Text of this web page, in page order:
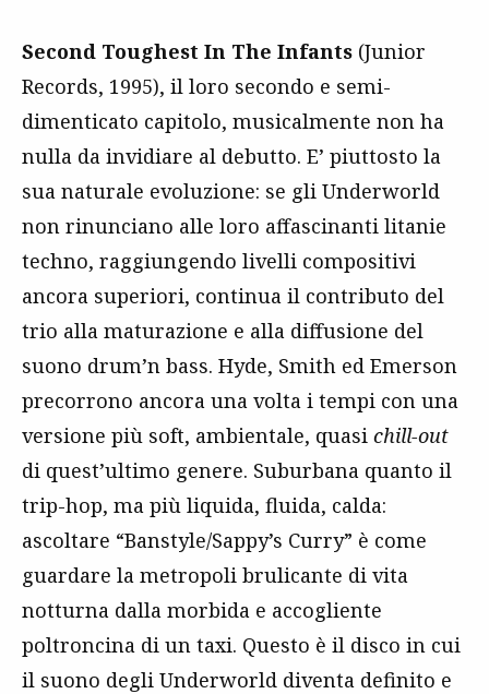
Second Toughest In The Infants (Junior
Records, 1995), il loro secondo e semi-
dimenticato capitolo, musicalmente non ha
nulla da invidiare al debutto. E’ piuttosto la
sua naturale evoluzione: se gli Underworld
non rinunciano alle loro affascinanti litanie
techno, raggiungendo livelli compositivi
ancora superiori, continua il contributo del
trio alla maturazione e alla diffusione del
suono drum’n bass. Hyde, Smith ed Emerson
precorrono ancora una volta i tempi con una
versione più soft, ambientale, quasi chill-out
di quest’ultimo genere. Suburbana quanto il
trip-hop, ma più liquida, fluida, calda:
ascoltare “Banstyle/Sappy’s Curry” è come
guardare la metropoli brulicante di vita
notturna dalla morbida e accogliente
poltroncina di un taxi. Questo è il disco in cui
il suono degli Underworld diventa definito e